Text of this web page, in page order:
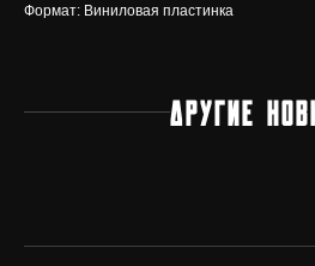
Формат: Виниловая пластинка
ДРУГИЕ
Напишите нам, мы ответим